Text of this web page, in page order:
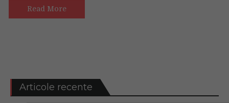
local
Read More
Articole recente